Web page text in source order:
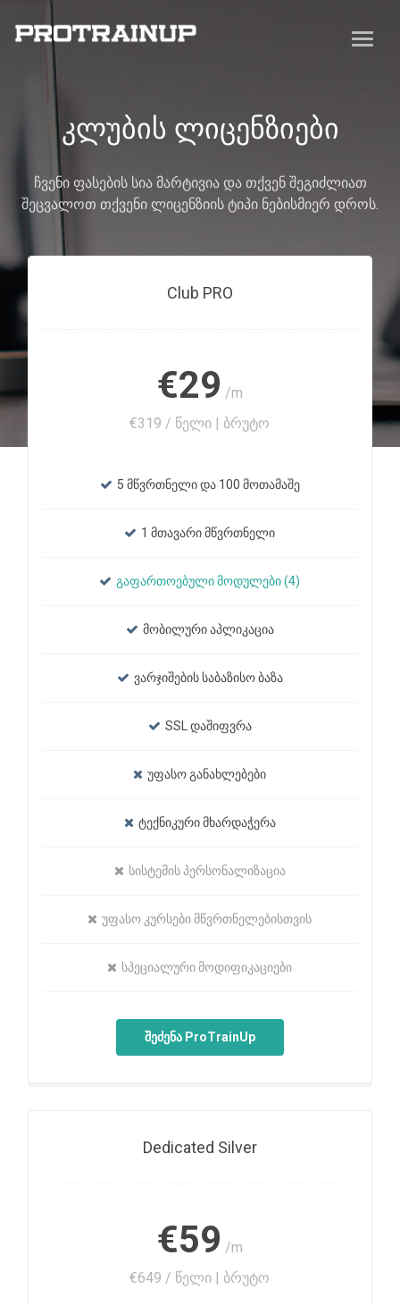
კლუბის ლიცენზიები
ჩვენი ფასების სია მარტივია და თქვენ შეგიძლიათ
შეცვალოთ თქვენი ლიცენზიის ტიპი ნებისმიერ დროს.
Club PRO
€29 /m
€319 / წელი | ბრუტო
5 მწვრთნელი და 100 მოთამაშე
1 მთავარი მწვრთნელი
გაფართოებული მოდულები (4)
მობილური აპლიკაცია
ვარჯიშების საბაზისო ბაზა
SSL დაშიფვრა
უფასო განახლებები
ტექნიკური მხარდაჭერა
სისტემის პერსონალიზაცია
უფასო კურსები მწვრთნელებისთვის
სპეციალური მოდიფიკაციები
შეძენა ProTrainUp
Dedicated Silver
€59 /m
€649 / წელი | ბრუტო